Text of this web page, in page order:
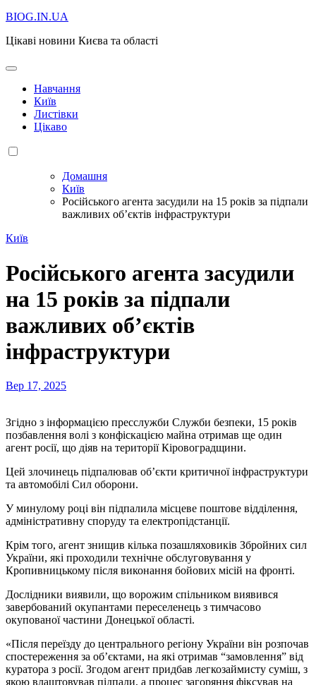
BIOG.IN.UA
Цікаві новини Києва та області
Навчання
Київ
Листівки
Цікаво
Домашня
Київ
Російського агента засудили на 15 років за підпали
важливих об’єктів інфраструктури
Київ
Російського агента засудили
на 15 років за підпали
важливих об’єктів
інфраструктури
Вер 17, 2025
Згідно з інформацією пресслужби Служби безпеки, 15 років
позбавлення волі з конфіскацією майна отримав ще один
агент росії, що діяв на території Кіровоградщини.
Цей злочинець підпалював об’єкти критичної інфраструктури
та автомобілі Сил оборони.
У минулому році він підпалила місцеве поштове відділення,
адміністративну споруду та електропідстанції.
Крім того, агент знищив кілька позашляховиків Збройних сил
України, які проходили технічне обслуговування у
Кропивницькому після виконання бойових місій на фронті.
Дослідники виявили, що ворожим спільником виявився
завербований окупантами переселенець з тимчасово
окупованої частини Донецької області.
«Після переїзду до центрального регіону України він розпочав
спостереження за об’єктами, на які отримав “замовлення” від
куратора з росії. Згодом агент придбав легкозаймисту суміш, з
якою влаштовував підпали, а процес загоряння фіксував на